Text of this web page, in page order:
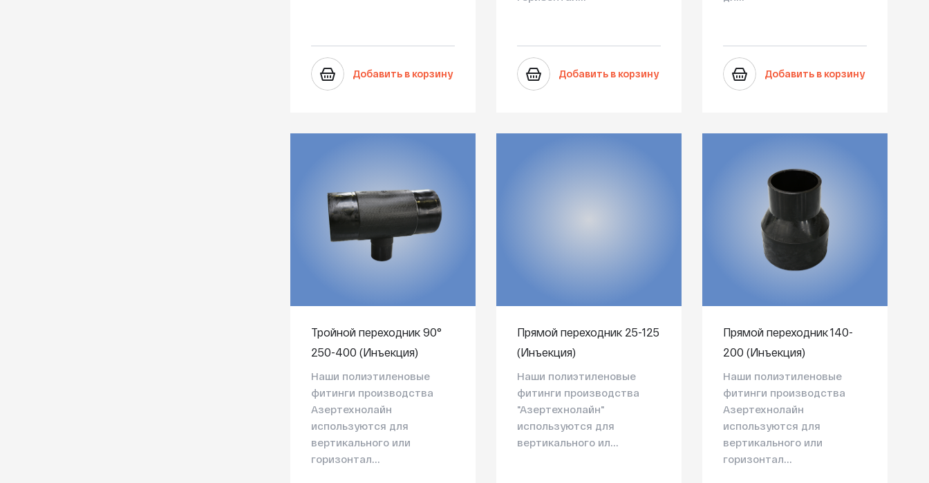
Добавить в корзину Добавить в корзину Добавить в корзину
Тройной переходник 90°
250-400 (Инъекция)
Наши полиэтиленовые
фитинги производства
Азертехнолайн
используются для
вертикального или
горизонтал...
Прямой переходник 25-125
(Инъекция)
Наши полиэтиленовые
фитинги производства
"Азертехнолайн"
используются для
вертикального ил...
Прямой переходник 140-
200 (Инъекция)
Наши полиэтиленовые
фитинги производства
Азертехнолайн
используются для
вертикального или
горизонтал...